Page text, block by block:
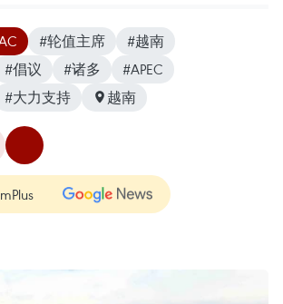
#轮值主席
#越南
#倡议 #诸多
#APEC
#大力支持 越南